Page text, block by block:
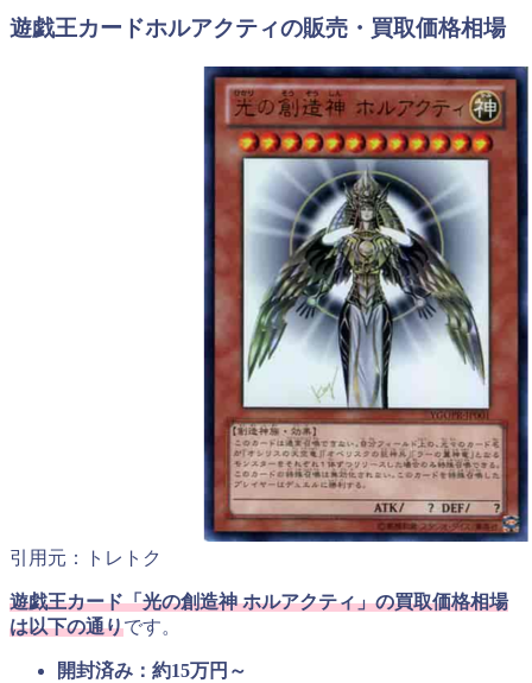
遊戯王カードホルアクティの販売・買取価格相場
引用元：トレトク
遊戯王カード「光の創造神 ホルアクティ」の買取価格相場
は以下の通りです。
開封済み：約15万円～